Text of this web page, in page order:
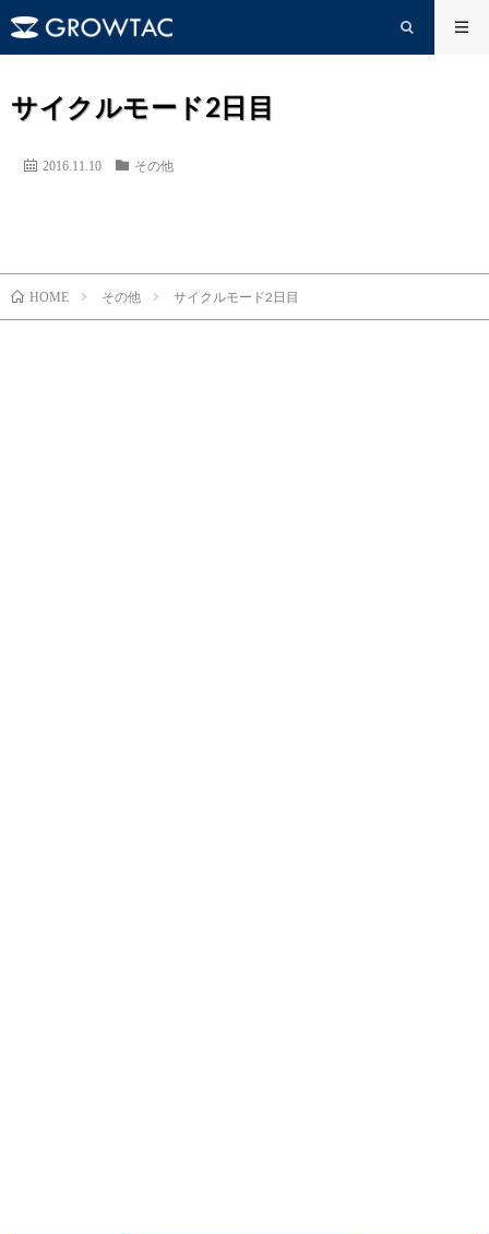
サイクルモード2日目
2016.11.10 その他
HOME その他 サイクルモード2日目